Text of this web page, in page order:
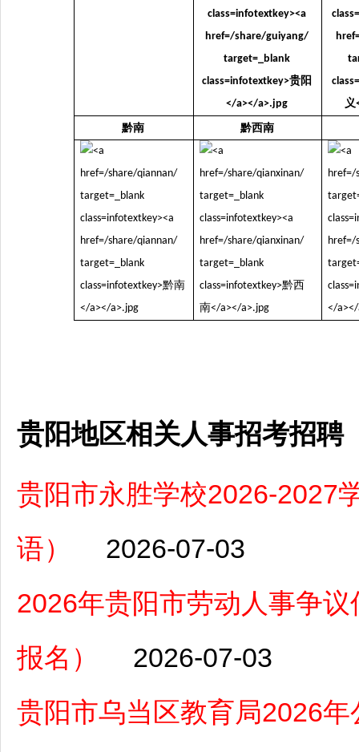
黔南 黔西南
贵阳地区相关人事招考招聘
贵阳市永胜学校2026-2027
语）
2026-07-03
2026年贵阳市劳动人事争
报名）
2026-07-03
贵阳市乌当区教育局2026